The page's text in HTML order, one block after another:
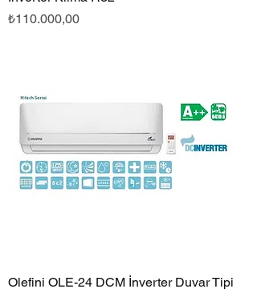
Fiyat
₺110.000,00
Olefini OLE-24 DCM İnverter Duvar Tipi